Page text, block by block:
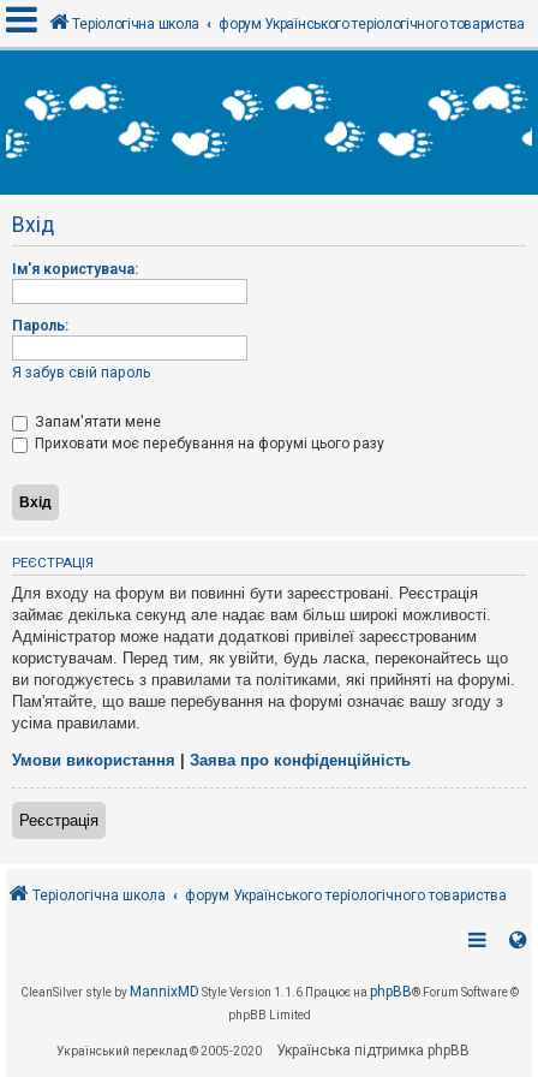
х
і
Р
є
т
р
а
і
Т
м
и
б
з
в
і
д
п
о
в
і
д
е
й
А
к
т
и
і
Теріологічна школа форум Українського теріологічного товариства
Вхід
Ім'я користувача:
Пароль:
Я забув свій пароль
Запам'ятати мене
Приховати моє перебування на форумі цього разу
РЕЄСТРАЦІЯ
Для входу на форум ви повинні бути зареєстровані. Реєстрація
займає декілька секунд але надає вам більш широкі можливості.
Адміністратор може надати додаткові привілеї зареєстрованим
користувачам. Перед тим, як увійти, будь ласка, переконайтесь що
ви погоджуєтесь з правилами та політиками, які прийняті на форумі.
Пам'ятайте, що ваше перебування на форумі означає вашу згоду з
усіма правилами.
Умови використання Заява про конфіденційність
Реєстрація
Теріологічна школа форум Українського теріологічного товариства
CleanSilver style by MannixMD Style Version 1.1.6 Працює на phpBB® Forum Software ©
phpBB Limited
Український переклад © 2005-2020 Українська підтримка phpBB